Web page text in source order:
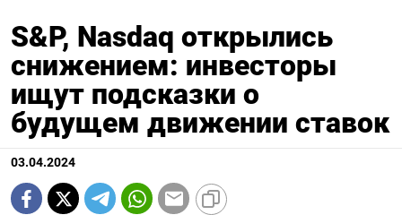
S&P, Nasdaq открылись
снижением: инвесторы
ищут подсказки о
будущем движении ставок
03.04.2024